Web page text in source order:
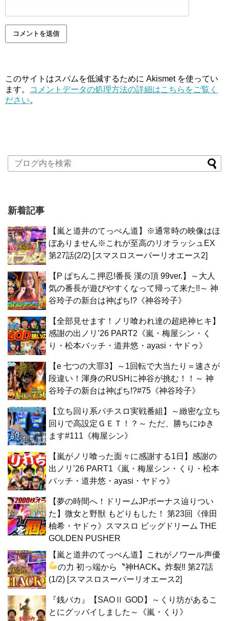
このサイトはスパムを低減するために Akismet を使ってい
ます。
コメントデータの処理方法の詳細はこちらをご覧く
ださい。
新着記事
【嵐と道井のてっぺん道】※通常時の映像はほ
ぼありません※これが至高のリオラッシュEX
第27話(2/2) [スマスロスーパーリオエース2]
【P ぱちんこ押忍!番長 漢の頂 99ver.】～大人
気の番長が遊びやすくなって帰って来た!!～ 神
谷玲子の新台は神ぱち!?《神谷玲子》
【全部見せます！ノリ喰われ達の超絶神ヒキ】
感謝の出ノリ’26 PART2《嵐・梅屋シン・く
り・松本バッチ・道井悠・ayasi・ヤドゥ》
【e 七つの大罪3】～1回転で大当たり＝速さが
段違い！渾身のRUSHに神谷が挑む！！～ 神
谷玲子の新台は神ぱち!?#75《神谷玲子》
【立ち回り系パチスロ実戦番組】～緻密な立ち
回りで高設定ＧＥＴ！？～ ただ、勝ちにゆき
ます#111《梅屋シン》
【嵐がノリ喰った面々に感謝する1日】感謝の
出ノリ’26 PART1《嵐・梅屋シン・くり・松本
バッチ・道井悠・ayasi・ヤドゥ》
【夢の時間へ！ドリームJPボーナス辿りつい
た】微女と野獣 もどりもした！ 第23回《倖田
柚希・ヤドゥ》スマスロ ビッグドリーム THE
GOLDEN PUSHER
【嵐と道井のてっぺん道】これがノワール声優
の力 初っ端から〝神HACK〟炸裂‼ 第27話
(1/2) [スマスロスーパーリオエース2]
『銭バカ』【SAOⅡ GOD】～くり坊があるこ
とにグッバイしました～《嵐・くり》